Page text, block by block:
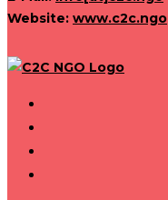
Website: www.c2c.ngo